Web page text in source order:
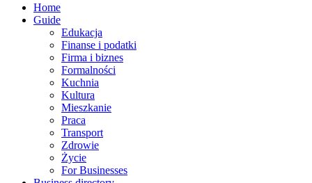
Home
Guide
Edukacja
Finanse i podatki
Firma i biznes
Formalności
Kuchnia
Kultura
Mieszkanie
Praca
Transport
Zdrowie
Życie
For Businesses